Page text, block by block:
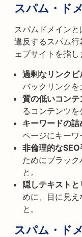
スパム・ド
スパムドメイン
違反するスパム
ェブサイトを指
過剰なリンクビ
バックリンクを
質の低いコンテ
るコンテンツを
キーワードの詰
ページにキーワ
非倫理的なSEO
ためにブラック
と。
隠しテキストと
めに、目に見え
と。
スパム・ド